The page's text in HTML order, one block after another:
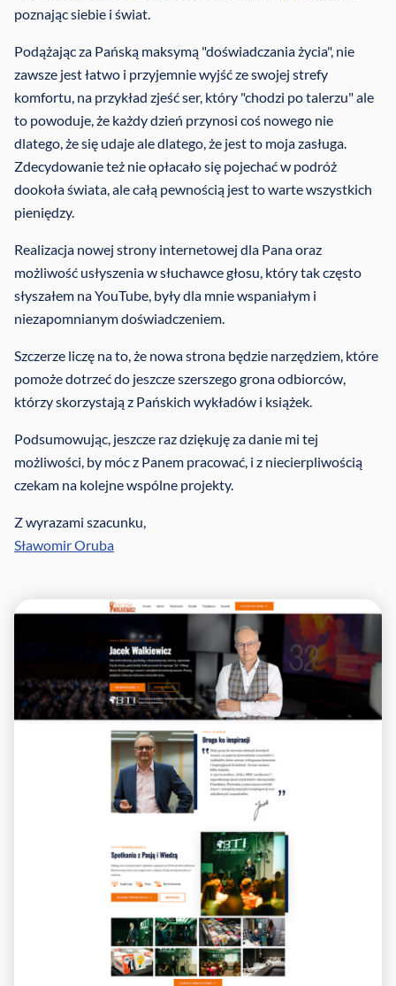
poznając siebie i świat.
Podążając za Pańską maksymą "doświadczania życia", nie
zawsze jest łatwo i przyjemnie wyjść ze swojej strefy
komfortu, na przykład zjeść ser, który "chodzi po talerzu" ale
to powoduje, że każdy dzień przynosi coś nowego nie
dlatego, że się udaje ale dlatego, że jest to moja zasługa.
Zdecydowanie też nie opłacało się pojechać w podróż
dookoła świata, ale całą pewnością jest to warte wszystkich
pieniędzy.
Realizacja nowej strony internetowej dla Pana oraz
możliwość usłyszenia w słuchawce głosu, który tak często
słyszałem na YouTube, były dla mnie wspaniałym i
niezapomnianym doświadczeniem.
Szczerze liczę na to, że nowa strona będzie narzędziem, które
pomoże dotrzeć do jeszcze szerszego grona odbiorców,
którzy skorzystają z Pańskich wykładów i książek.
Podsumowując, jeszcze raz dziękuję za danie mi tej
możliwości, by móc z Panem pracować, i z niecierpliwością
czekam na kolejne wspólne projekty.
Z wyrazami szacunku,
Sławomir Oruba